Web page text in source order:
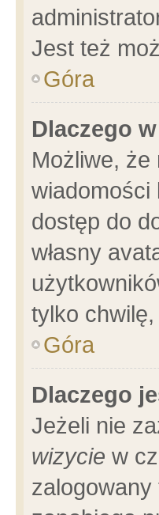
Jest też
Góra
Dlaczego
Możliwe,
wiadomości
dostęp do
własny
tylko
Góra
Dlaczego
Jeżeli nie
wizycie w